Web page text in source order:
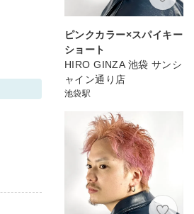
ピンクカラー×スパイキー
ショート
HIRO GINZA 池袋 サンシ
ャイン通り店
池袋駅